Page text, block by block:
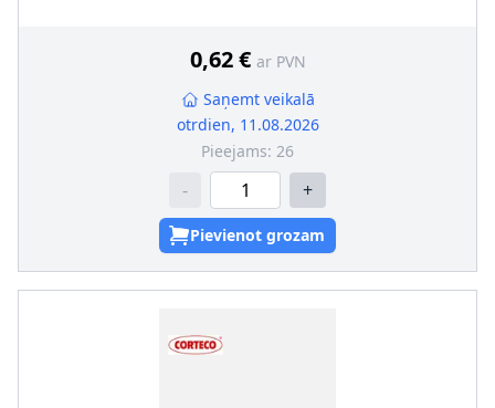
0,62 € ar PVN
Saņemt veikalā
otrdien, 11.08.2026
Pieejams: 26
- +
Pievienot grozam